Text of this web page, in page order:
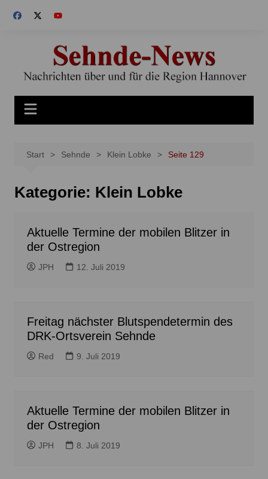
Inhalt
Start Sehnde Klein Lobke Seite 129
Kategorie: Klein Lobke
Aktuelle Termine der mobilen Blitzer in
der Ostregion
JPH 12. Juli 2019
Freitag nächster Blutspendetermin des
DRK-Ortsverein Sehnde
Red 9. Juli 2019
Aktuelle Termine der mobilen Blitzer in
der Ostregion
JPH 8. Juli 2019